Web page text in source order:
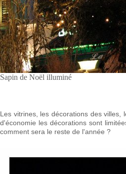
Sapin de Noël illuminé
Les vitrines, les décorations des
d'économie les décorations sont
comment sera le reste de l'année ?